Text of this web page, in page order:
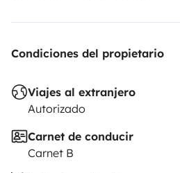
Condiciones del propietario
Viajes al extranjero
Autorizado
Carnet de conducir
Carnet B